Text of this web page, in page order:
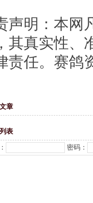
声明：本网
其真实性、
责任。赛鸽
章
表
密码：